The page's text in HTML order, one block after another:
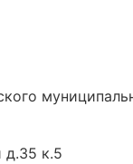
д.35 к.5